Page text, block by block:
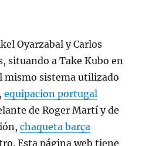
Oyarzabal y Carlos
situando a Take Kubo en
mismo sistema utilizado
equipacion portugal
de Roger Martí y de
chaqueta barça
Esta página web tiene